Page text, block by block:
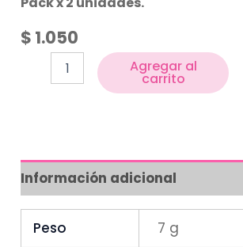
$ 1.050
Agregar al
carrito
Información adicional
Peso 7 g